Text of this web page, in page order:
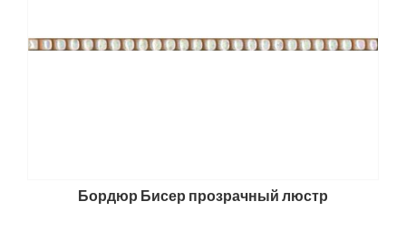
Бордюр Бисер прозрачный люстр